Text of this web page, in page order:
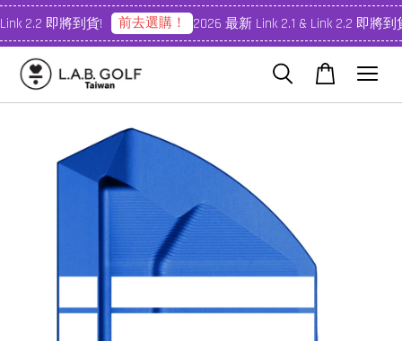
2.2 即將到貨! 前去選購！ 2026 最新 Link 2.1 & Link 2.2 即將到